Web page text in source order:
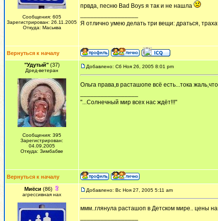
Сообщения: 605
Зарегистрирован: 26.11.2005
Откуда: Маськва
првда, песню Bad Boys я так и не нашла
Я отлично умею делать три вещи: драться,
Вернуться к началу
"Удутый"(37)
Дред-ветеран
Сообщения: 395
Зарегистрирован:
04.09.2005
Откуда: Зимбабве
Добавлено: Сб Ноя 26, 2005 8:01 pm
Ольга права,в расташопе всё есть...тока
"...Солнечный мир всех нас ждёт!!!"
Вернуться к началу
Миёси (86)
агрессивная нах
Добавлено: Вс Ноя 27, 2005 5:11 am
ммм..глянула расташоп в Детском мире.. цены